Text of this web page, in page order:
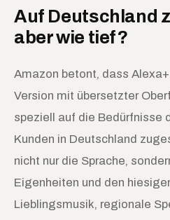
Auf Deutschland
aber wie tief?
Amazon betont, dass
Version mit übersetzter
speziell auf die Bedürfnisse
Kunden in Deutschland
nicht nur die Sprache,
Eigenheiten und den
Lieblingsmusik, regionale